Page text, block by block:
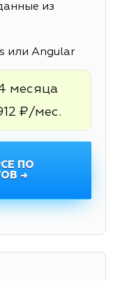
из
или Angular
месяца
₽/мес.
ПО
→